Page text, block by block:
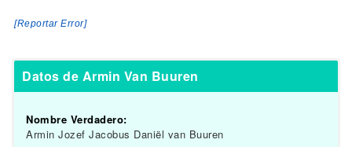
[Reportar Error]
Datos de Armin Van Buuren
Nombre Verdadero:
Armin Jozef Jacobus Daniël van Buuren